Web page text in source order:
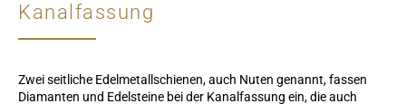
Kanalfassung
Zwei seitliche Edelmetallschienen, auch Nuten genannt, fassen
Diamanten und Edelsteine bei der Kanalfassung ein, die auch